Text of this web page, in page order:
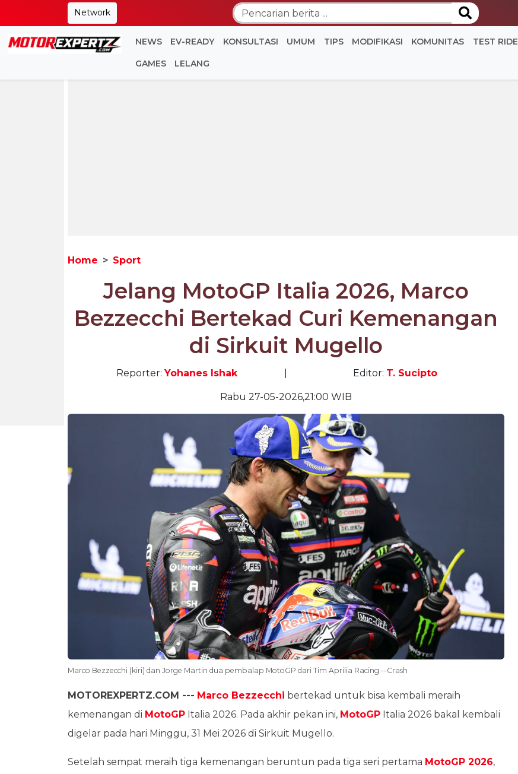
Network
NEWS EV-READY KONSULTASI UMUM TIPS MODIFIKASI KOMUNITAS TEST RIDE
GAMES LELANG
Home Sport
Jelang MotoGP Italia 2026, Marco
Bezzecchi Bertekad Curi Kemenangan
di Sirkuit Mugello
Reporter:Yohanes Ishak Editor: T. Sucipto
Rabu 27-05-2026,21:00 WIB
Marco Bezzecchi (kiri) dan Jorge Martin dua pembalap MotoGP dari Tim Aprilia Racing.--Crash
MOTOREXPERTZ.COM --- Marco Bezzecchi bertekad untuk bisa kembali meraih
kemenangan di MotoGP Italia 2026. Pada akhir pekan ini, MotoGP Italia 2026 bakal kembali
digelar pada hari Minggu, 31 Mei 2026 di Sirkuit Mugello.
Setelah sempat meraih tiga kemenangan beruntun pada tiga seri pertama MotoGP 2026,